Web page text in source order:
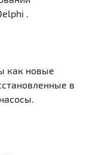
.
как новые
в